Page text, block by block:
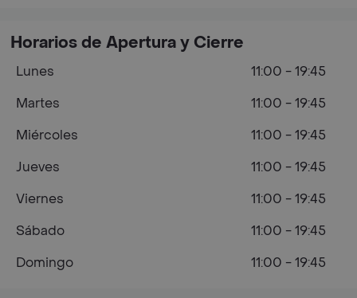
Horarios de Apertura y Cierre
Lunes
11:00 - 19:45
Martes
11:00 - 19:45
Miércoles
11:00 - 19:45
Jueves
11:00 - 19:45
Viernes
11:00 - 19:45
Sábado
11:00 - 19:45
Domingo
11:00 - 19:45